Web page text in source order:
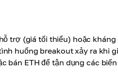
trợ (giá tối thiểu) hoặc kháng
huống breakout xảy ra khi
bán ETH để tận dụng các